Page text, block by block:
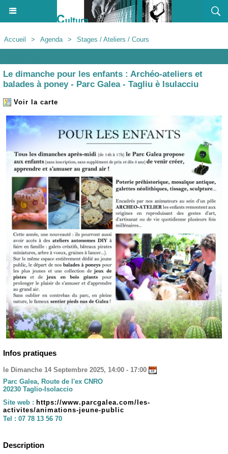
Accueil > Agenda > Stages / Ateliers / Cours
Le dimanche pour les enfants : Archéo-ateliers et
balades à poney - Parc Galea - Tagliu è Isulacciu
Voir la carte
Infos pratiques
le Dimanche 14 Septembre 2025, 14:00 - 17:00
Parc Galea, Route de l'ex CNRO
20230 Taglio-Isolaccio
Site web : https://www.parcgalea.com/les-
activites/animations-jeune-public
Tel : 07 78 13 56 70
Description